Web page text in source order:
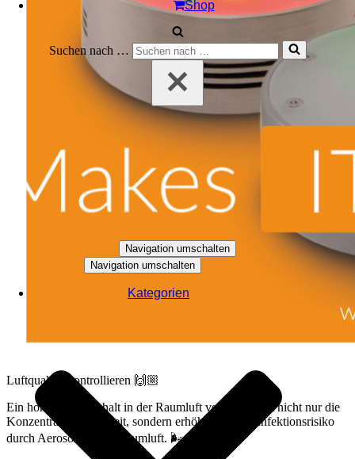
Shop
Suchen nach …
Navigation umschalten
Navigation umschalten
Kategorien
Luftqualität kontrollieren 🙌🏼
Ein hoher CO2-Gehalt in der Raumluft verschlechtert nicht nur die
Konzentrationsfähigkeit, sondern erhöht auch das Infektionsrisiko
durch Aerosole in der Raumluft. 🌬